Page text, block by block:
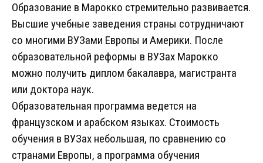
Образование в Марокко стремительно развивается.
Высшие учебные заведения страны сотрудничают
со многими ВУЗами Европы и Америки. После
образовательной реформы в ВУЗах Марокко
можно получить диплом бакалавра, магистранта
или доктора наук.
Образовательная программа ведется на
французском и арабском языках. Стоимость
обучения в ВУЗах небольшая, по сравнению со
странами Европы, а программа обучения